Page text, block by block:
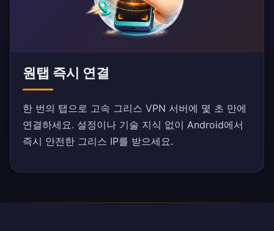
원탭 즉시 연결
한 번의 탭으로 고속 그리스 VPN 서버에 몇 초 만에
연결하세요. 설정이나 기술 지식 없이 Android에서
즉시 안전한 그리스 IP를 받으세요.